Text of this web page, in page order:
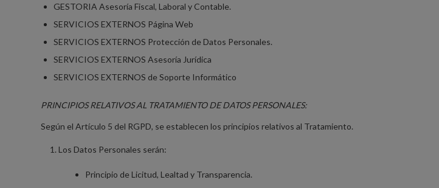
GESTORIA Asesoría Fiscal, Laboral y Contable.
SERVICIOS EXTERNOS Página Web
SERVICIOS EXTERNOS Protección de Datos Personales.
SERVICIOS EXTERNOS Asesoría Jurídica
SERVICIOS EXTERNOS de Soporte Informático
PRINCIPIOS RELATIVOS AL TRATAMIENTO DE DATOS PERSONALES:
Según el Artículo 5 del RGPD, se establecen los principios relativos al Tratamiento.
Los Datos Personales serán:
Principio de Licitud, Lealtad y Transparencia.